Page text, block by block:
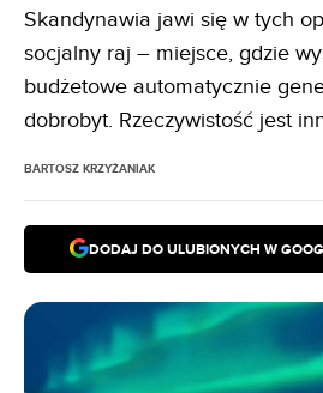
Skandynawia jawi się w tych
socjalny raj – miejsce, gdzie
budżetowe automatycznie
dobrobyt. Rzeczywistość jest
BARTOSZ KRZYŻANIAK
DODAJ DO ULUBIONYCH W